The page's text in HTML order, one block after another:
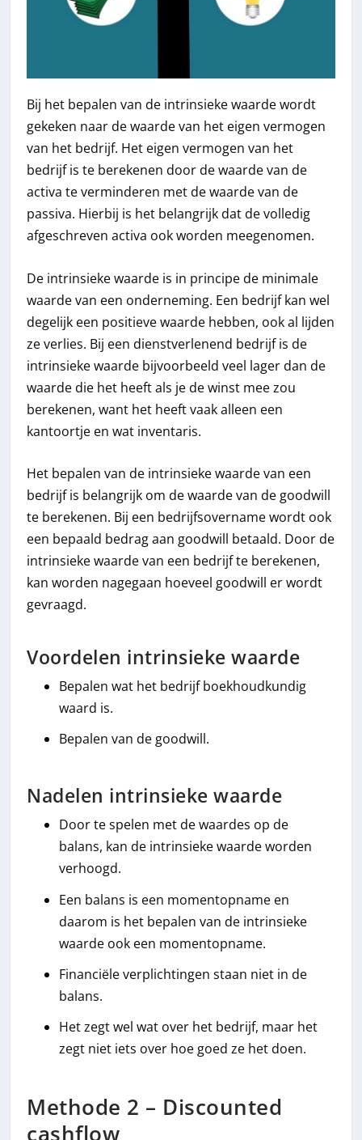
Bij het bepalen van de intrinsieke waarde wordt
gekeken naar de waarde van het eigen vermogen
van het bedrijf. Het eigen vermogen van het
bedrijf is te berekenen door de waarde van de
activa te verminderen met de waarde van de
passiva. Hierbij is het belangrijk dat de volledig
afgeschreven activa ook worden meegenomen.
De intrinsieke waarde is in principe de minimale
waarde van een onderneming. Een bedrijf kan wel
degelijk een positieve waarde hebben, ook al lijden
ze verlies. Bij een dienstverlenend bedrijf is de
intrinsieke waarde bijvoorbeeld veel lager dan de
waarde die het heeft als je de winst mee zou
berekenen, want het heeft vaak alleen een
kantoortje en wat inventaris.
Het bepalen van de intrinsieke waarde van een
bedrijf is belangrijk om de waarde van de goodwill
te berekenen. Bij een bedrijfsovername wordt ook
een bepaald bedrag aan goodwill betaald. Door de
intrinsieke waarde van een bedrijf te berekenen,
kan worden nagegaan hoeveel goodwill er wordt
gevraagd.
Voordelen intrinsieke waarde
Bepalen wat het bedrijf boekhoudkundig
waard is.
Bepalen van de goodwill.
Nadelen intrinsieke waarde
Door te spelen met de waardes op de
balans, kan de intrinsieke waarde worden
verhoogd.
Een balans is een momentopname en
daarom is het bepalen van de intrinsieke
waarde ook een momentopname.
Financiële verplichtingen staan niet in de
balans.
Het zegt wel wat over het bedrijf, maar het
zegt niet iets over hoe goed ze het doen.
Methode 2 – Discounted
cashflow